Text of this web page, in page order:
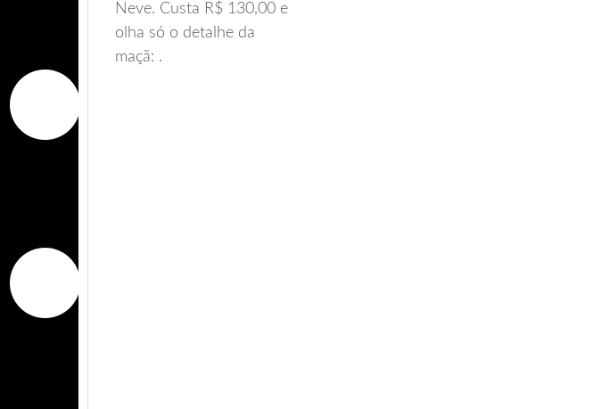
Neve. Custa R$ 130,00 e
olha só o detalhe da
maçã: .